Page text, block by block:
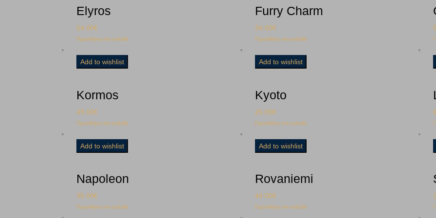
Elyros
54.00€
Προσθήκη στο καλάθι
Furry Charm
34.00€
Προσθήκη στο καλάθι
Add to wishlist
Kormos
49.00€
Προσθήκη στο καλάθι
Add to wishlist
Kyoto
25.00€
Προσθήκη στο καλάθι
Add to wishlist
Napoleon
35.00€
Προσθήκη στο καλάθι
Add to wishlist
Rovaniemi
44.00€
Προσθήκη στο καλάθι